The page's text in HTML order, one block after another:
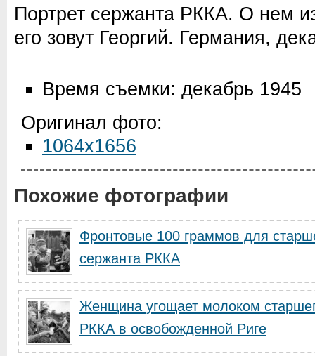
Портрет сержанта РККА. О нем
его зовут Георгий. Германия,
Время съемки: декабрь 1945
Оригинал фото:
1064x1656
Похожие фотографии
Фронтовые 100 граммов для
сержанта РККА
Женщина угощает молоком
РККА в освобожденной Риге